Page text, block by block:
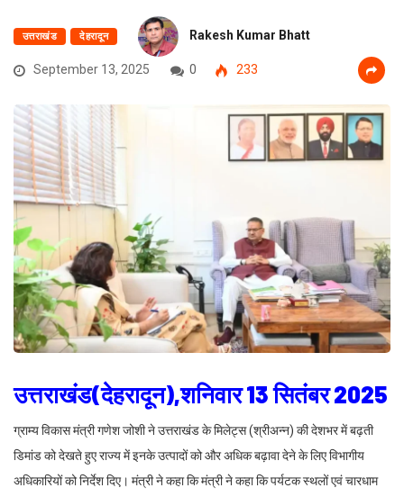
उत्तराखंड देहरादून Rakesh Kumar Bhatt
September 13, 2025 0 233
उत्तराखंड(देहरादून),शनिवार 13 सितंबर 2025
ग्राम्य विकास मंत्री गणेश जोशी ने उत्तराखंड के मिलेट्स (श्रीअन्न) की देशभर में बढ़ती
डिमांड को देखते हुए राज्य में इनके उत्पादों को और अधिक बढ़ावा देने के लिए विभागीय
अधिकारियों को निर्देश दिए। मंत्री ने कहा कि मंत्री ने कहा कि पर्यटक स्थलों एवं चारधाम